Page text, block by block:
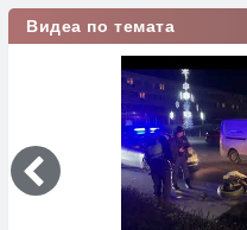
Видеа по темата